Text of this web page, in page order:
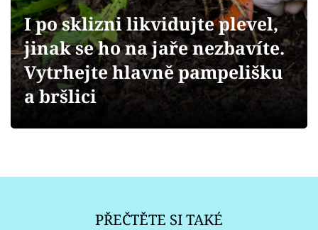
Přihlášení
Sledujte nás
I po sklizni likvidujte plevel,
jinak se ho na jaře nezbavíte.
Vytrhejte hlavně pampelišku
a bršlici
PŘEČTĚTE SI TAKÉ